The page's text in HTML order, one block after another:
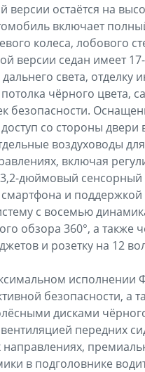
версии остаётся на
включает
колеса, лобового
версии седан имеет
света, отделку
чёрного цвета,
безопасности.
со стороны двери
воздуховоды
включая
дюймовый сенсорный
и
с восемью
обзора 360°, а также
и розетку на 12
исполнении
безопасности, а
дисками
передних
в подголовнике